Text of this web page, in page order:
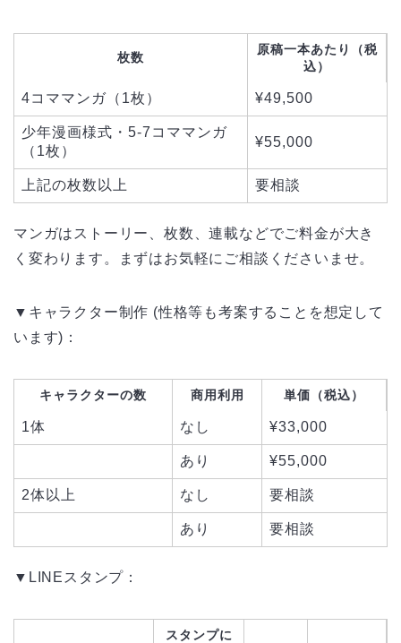
枚数
原稿一本あたり（税
込）
4コママンガ（1枚） ¥49,500
少年漫画様式・5-7コママンガ
（1枚）
¥55,000
上記の枚数以上 要相談
マンガはストーリー、枚数、連載などでご料金が大き
く変わります。まずはお気軽にご相談くださいませ。
▼キャラクター制作 (性格等も考案することを想定して
います)：
キャラクターの数 商用利用 単価（税込）
1体 なし ¥33,000
あり ¥55,000
2体以上 なし 要相談
あり 要相談
▼LINEスタンプ：
スタンプに